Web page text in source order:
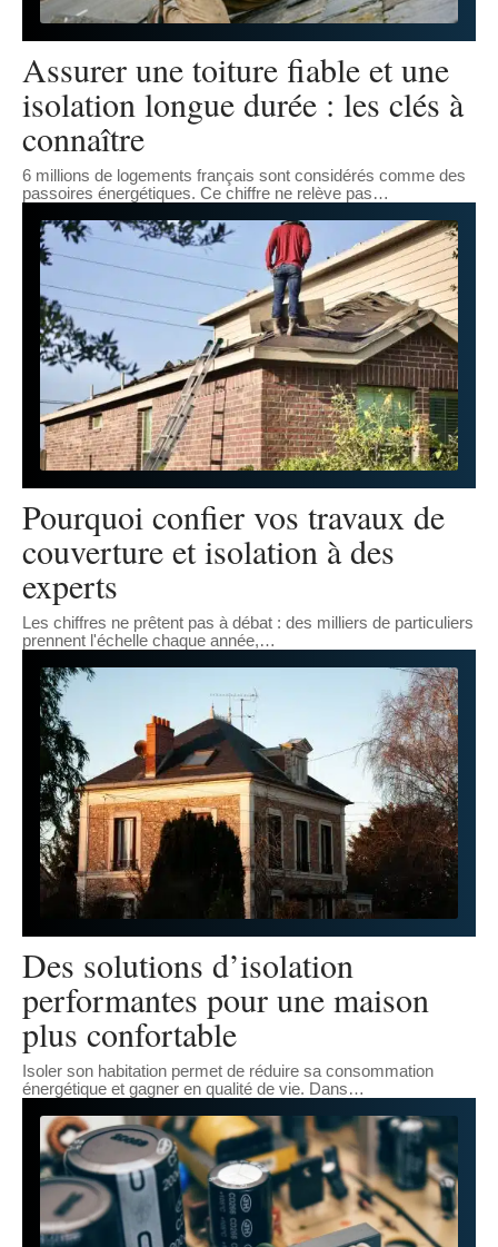
Assurer une toiture fiable et une
isolation longue durée : les clés à
connaître
6 millions de logements français sont considérés comme des
passoires énergétiques. Ce chiffre ne relève pas…
Pourquoi confier vos travaux de
couverture et isolation à des
experts
Les chiffres ne prêtent pas à débat : des milliers de particuliers
prennent l'échelle chaque année,…
Des solutions d’isolation
performantes pour une maison
plus confortable
Isoler son habitation permet de réduire sa consommation
énergétique et gagner en qualité de vie. Dans…